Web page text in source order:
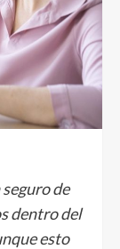
de
dentro del
esto